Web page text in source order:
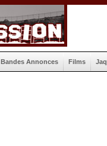
Bandes Annonces Films